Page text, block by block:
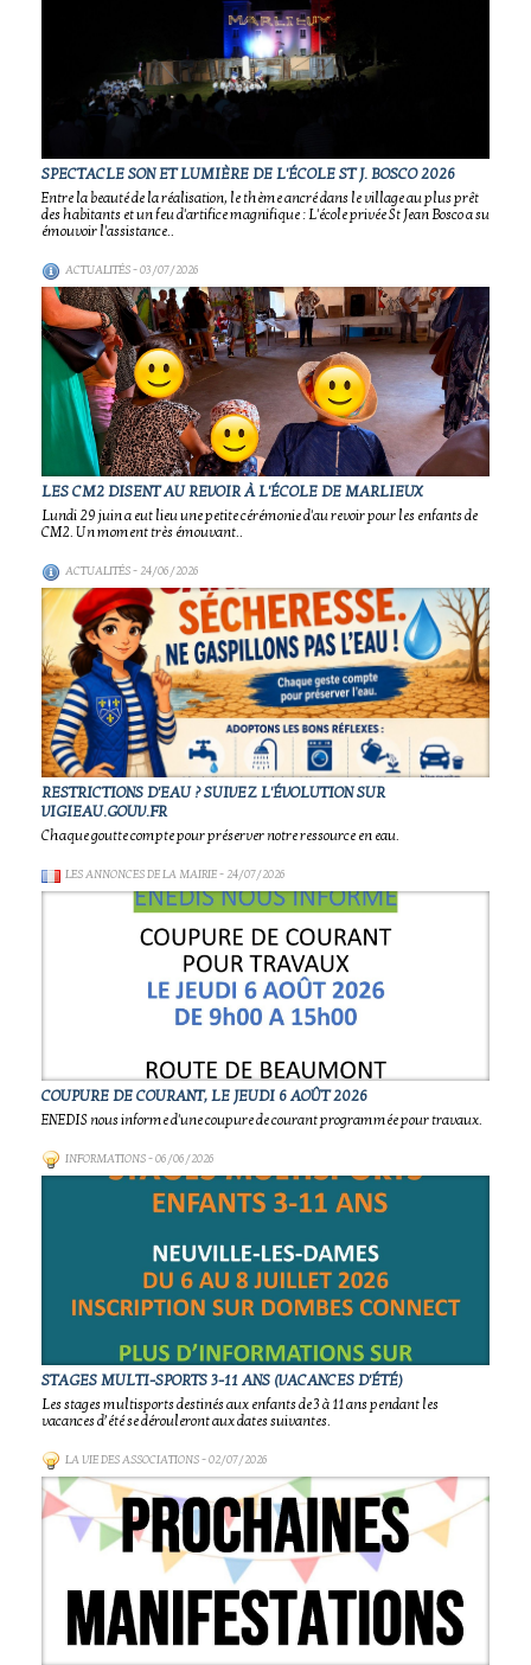
SPECTACLE SON ET LUMIÈRE DE L'ÉCOLE ST J. BOSCO 2026
Entre la beauté de la réalisation, le thème ancré dans le village au plus prêt
des habitants et un feu d'artifice magnifique : L'école privée St Jean Bosco a su
émouvoir l'assistance..
ACTUALITÉS- 03/07/2026
LES CM2 DISENT AU REVOIR À L'ÉCOLE DE MARLIEUX
Lundi 29 juin a eut lieu une petite cérémonie d'au revoir pour les enfants de
CM2. Un moment très émouvant..
ACTUALITÉS- 24/06/2026
RESTRICTIONS D'EAU ? SUIVEZ L'ÉVOLUTION SUR
VIGIEAU.GOUV.FR
Chaque goutte compte pour préserver notre ressource en eau.
LES ANNONCES DE LA MAIRIE- 24/07/2026
COUPURE DE COURANT, LE JEUDI 6 AOÛT 2026
ENEDIS nous informe d'une coupure de courant programmée pour travaux.
INFORMATIONS- 06/06/2026
STAGES MULTI-SPORTS 3-11 ANS (VACANCES D'ÉTÉ)
Les stages multisports destinés aux enfants de 3 à 11 ans pendant les
vacances d’été se dérouleront aux dates suivantes.
LA VIE DES ASSOCIATIONS- 02/07/2026